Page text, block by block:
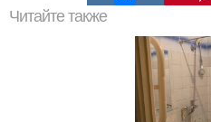
Читайте также